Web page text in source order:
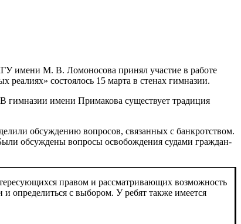
имени М. В. Ломоносова принял участие в работе
состоялось 15 марта в стенах гимназии.
гимназии имени Примакова существует традиция
обсуждению вопросов, связанных с банкротством.
обсуждены вопросы освобождения судами граждан-
правом и рассматривающих возможность
определиться с выбором. У ребят также имеется